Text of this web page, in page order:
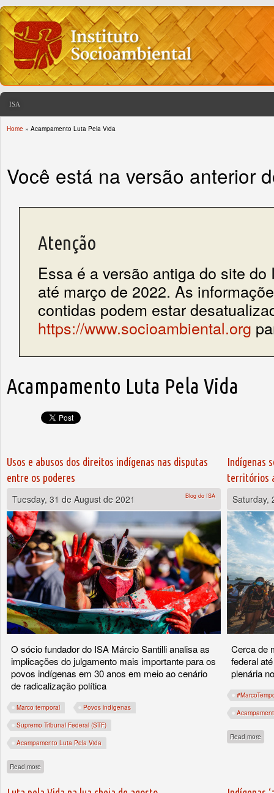
ISA
Home » Acampamento Luta Pela Vida
Você está na versão anterior
Atenção
Essa é a versão antiga do site do
até março de 2022. As
contidas podem estar
https://www.socioambiental.org
Acampamento Luta Pela Vida
Usos e abusos dos direitos indígenas nas disputas
entre os poderes
Tuesday, 31 de August de 2021
Blog do ISA
O sócio fundador do ISA Márcio Santilli analisa as
implicações do julgamento mais importante para os
povos indígenas em 30 anos em meio ao cenário
de radicalização política
Marco temporal Povos indígenas
Supremo Tribunal Federal (STF)
Acampamento Luta Pela Vida
Read more
Indígenas
territórios
Saturday,
Cerca de
federal
plenária
Read more